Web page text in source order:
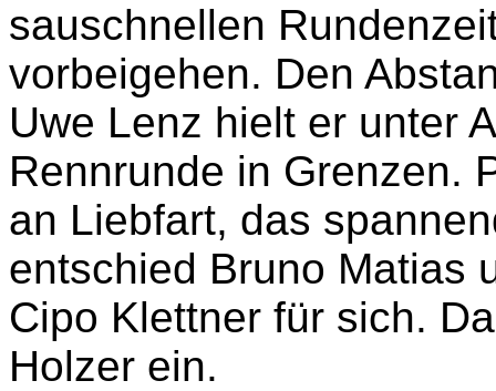
sauschnellen
vorbeigehen. Den
Uwe Lenz hielt er unter
Rennrunde in Grenzen.
an Liebfart, das
entschied Bruno Matias
Cipo Klettner für sich.
Holzer ein.